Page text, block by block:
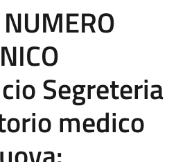
Segreteria
medico